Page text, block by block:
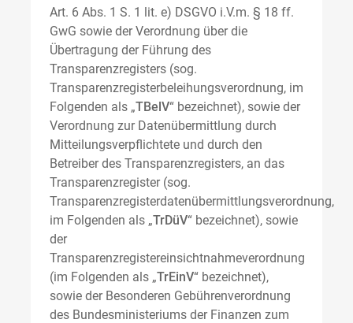
Art. 6 Abs. 1 S. 1 lit. e) DSGVO i.V.m. § 18 ff.
GwG sowie der Verordnung über die
Übertragung der Führung des
Transparenzregisters (sog.
Transparenzregisterbeleihungsverordnung, im
Folgenden als „TBelV“ bezeichnet), sowie der
Verordnung zur Datenübermittlung durch
Mitteilungsverpflichtete und durch den
Betreiber des Transparenzregisters, an das
Transparenzregister (sog.
Transparenzregisterdatenübermittlungsverordnung,
im Folgenden als „TrDüV“ bezeichnet), sowie
der
Transparenzregistereinsichtnahmeverordnung
(im Folgenden als „TrEinV“ bezeichnet),
sowie der Besonderen Gebührenverordnung
des Bundesministeriums der Finanzen zum